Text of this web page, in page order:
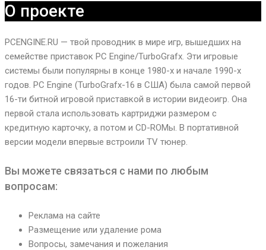
О проекте
PCENGINE.RU — твой проводник в мире игр, вышедших на
семействе приставок PC Engine/TurboGrafx. Эти игровые
системы были популярны в конце 1980-х и начале 1990-х
годов. PC Engine (TurboGrafx-16 в США) была самой первой
16-ти битной игровой приставкой в истории видеоигр. Она
первой стала использовать картриджи размером с
кредитную карточку, а потом и CD-ROMы. В портативной
версии модели впервые встроили TV тюнер.
Вы можете связаться с нами по любым
вопросам:
Реклама на сайте
Размещение или удаление рома
Вопросы, замечания и пожелания